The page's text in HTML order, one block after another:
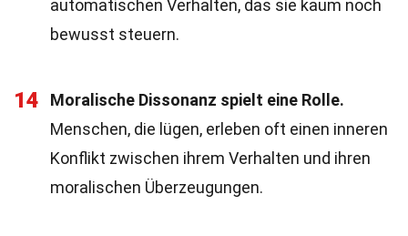
automatischen Verhalten, das sie kaum noch
bewusst steuern.
14
Moralische Dissonanz spielt eine Rolle.
Menschen, die lügen, erleben oft einen inneren
Konflikt zwischen ihrem Verhalten und ihren
moralischen Überzeugungen.